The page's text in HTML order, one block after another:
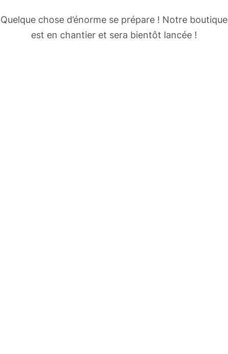
Quelque chose d’énorme se prépare ! Notre boutique
est en chantier et sera bientôt lancée !